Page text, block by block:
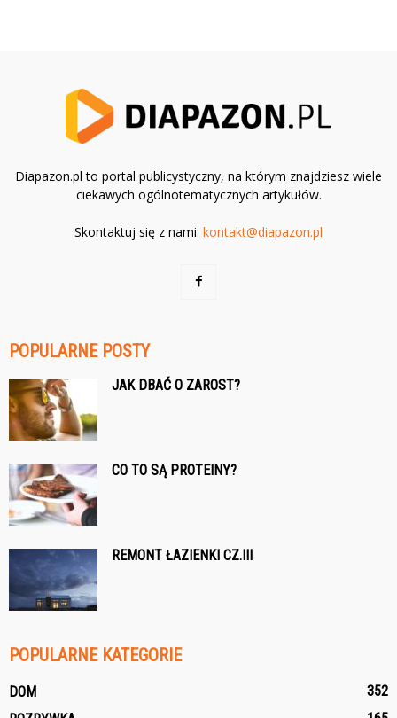
Diapazon.pl to portal publicystyczny, na którym znajdziesz wiele
ciekawych ogólnotematycznych artykułów.
Skontaktuj się z nami: kontakt@diapazon.pl
POPULARNE POSTY
JAK DBAĆ O ZAROST?
CO TO SĄ PROTEINY?
REMONT ŁAZIENKI CZ.III
POPULARNE KATEGORIE
DOM
352